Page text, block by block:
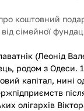
коштовний
сімейної
(Леонід
родом з Одеси.
капітал, нині
олігархів